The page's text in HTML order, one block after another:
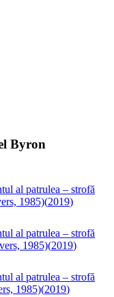
Byron
al patrulea – strofă
1985)(2019)
al patrulea – strofă
1985)(2019)
al patrulea – strofă
1985)(2019)